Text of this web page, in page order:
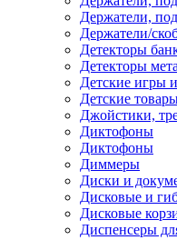
Держатели,
Держатели/
Детекторы
Детекторы
Детские игры
Детские
Джойстики,
Диктофоны
Диктофоны
Диммеры
Диски и
Дисковые и
Дисковые
Диспенсеры